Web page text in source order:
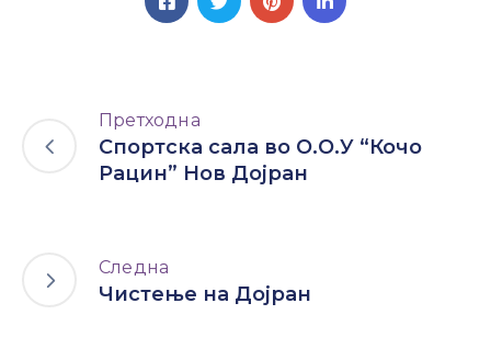
Претходна
Спортска сала во О.О.У “Кочо
Рацин” Нов Дојран
Следна
Чистење на Дојран